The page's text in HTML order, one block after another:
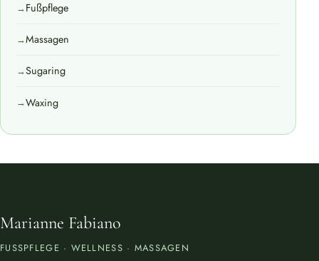
Fußpflege
Massagen
Sugaring
Waxing
Marianne Fabiano
FUSSPFLEGE · WELLNESS · MASSAGEN